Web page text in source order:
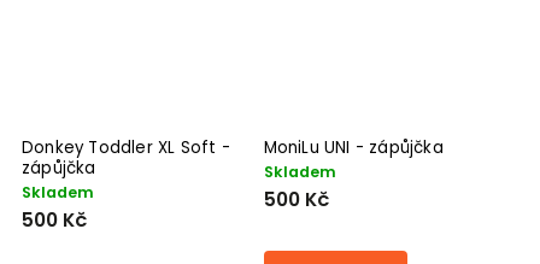
Donkey Toddler XL Soft -
zápůjčka
Skladem
500 Kč
MoniLu UNI - zápůjčka
Skladem
500 Kč